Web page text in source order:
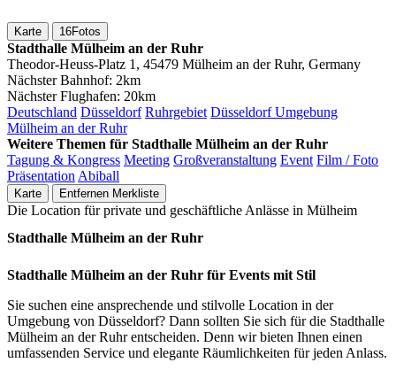
Karte 16Fotos
Stadthalle Mülheim an der Ruhr
Theodor-Heuss-Platz 1, 45479 Mülheim an der Ruhr, Germany
Nächster Bahnhof: 2km
Nächster Flughafen: 20km
Deutschland Düsseldorf Ruhrgebiet Düsseldorf Umgebung
Mülheim an der Ruhr
Weitere Themen für Stadthalle Mülheim an der Ruhr
Tagung & Kongress Meeting Großveranstaltung Event Film / Foto
Präsentation Abiball
Karte Entfernen Merkliste
Die Location für private und geschäftliche Anlässe in Mülheim
Stadthalle Mülheim an der Ruhr
Stadthalle Mülheim an der Ruhr für Events mit Stil
Sie suchen eine ansprechende und stilvolle Location in der
Umgebung von Düsseldorf? Dann sollten Sie sich für die Stadthalle
Mülheim an der Ruhr entscheiden. Denn wir bieten Ihnen einen
umfassenden Service und elegante Räumlichkeiten für jeden Anlass.